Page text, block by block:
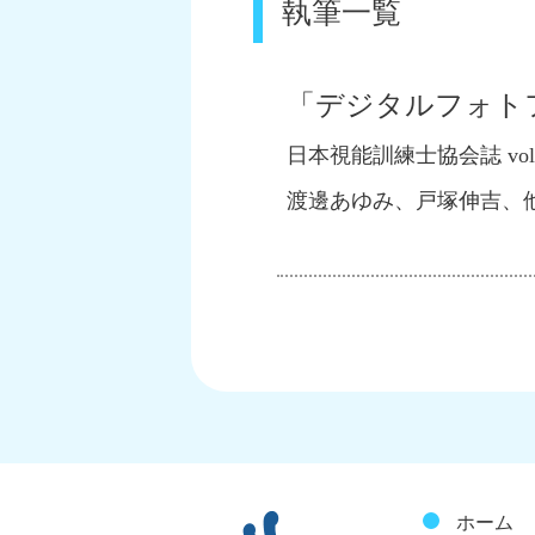
執筆一覧
「デジタルフォ
日本視能訓練士協会誌
渡邊あゆみ、戸塚伸吉、
ホーム